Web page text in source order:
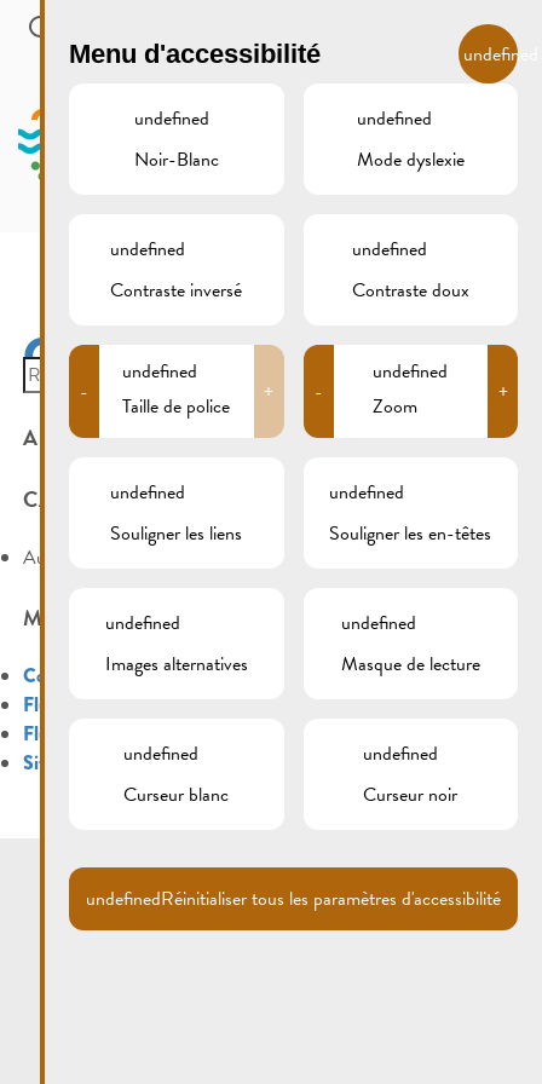
Skip to main content
MENU
CAVES GALES
Search
for:
ARCHIVES
CATÉGORIES
Aucune catégorie
MÉTA
Connexion
Flux des publications
Flux des commentaires
Site de WordPress-FR
Menu d'accessibilité undefined
undefined
Noir-Blanc
undefined
Mode dyslexie
undefined
Contraste inversé
undefined
Contraste doux
-
undefined
Taille de police
+ -
undefined
Zoom
+
undefined
Souligner les liens
undefined
Souligner les en-têtes
undefined
Images alternatives
undefined
Masque de lecture
undefined
Curseur blanc
undefined
Curseur noir
undefinedRéinitialiser tous les paramètres d'accessibilité